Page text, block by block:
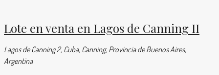
Lote en venta en Lagos de Canning II
Lagos de Canning 2, Cuba, Canning, Provincia de Buenos Aires,
Argentina